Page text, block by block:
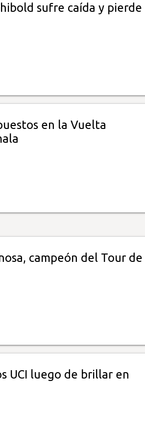
sufre caída y pierde
en la Vuelta
campeón del Tour de
UCI luego de brillar en